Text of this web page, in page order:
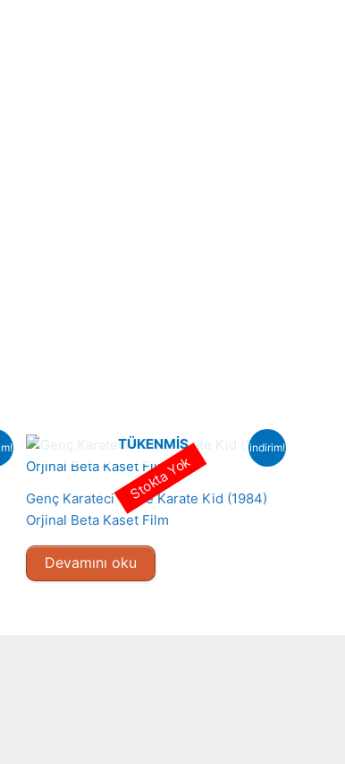
indirim!
TÜKENMIŞ
Genç Karateci – The Karate Kid (1984)
Orjinal Beta Kaset Film
Devamını oku
Stokta Yok